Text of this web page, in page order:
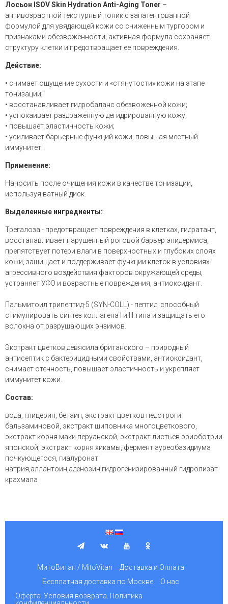
Лосьон ISOV Skin Hydration Anti-Aging Toner –
антивозрастной текстурный тоник с запатентованной
формулой для увядающей кожи со сниженным тургором и
признаками обезвоженности, активная формула сохраняет
структуру клетки и предотвращает ее повреждения.
Действие:
• снимает ощущение сухости и «стянутости» кожи на этапе
тонизации;
• восстанавливает гидробаланс обезвоженной кожи;
• успокаивает раздраженную дегидрированную кожу;
• повышает эластичность кожи;
• усиливает барьерные функций кожи, повышая местный
иммунитет.
Применение:
Наносить после очищения кожи в качестве тонизации,
используя ватный диск.
Выделенные ингредиенты:
Трегалоза - предотвращает повреждения в клетках, гидратант,
восстанавливает нарушенный роговой барьер эпидермиса,
препятствует потери влаги в поверхностных и глубоких слоях
кожи, защищает и поддерживает функции клеток в условиях
агрессивного воздействия факторов окружающей среды,
устраняет УФО и возрастные повреждения, антиоксидант.
Пальмитоил трипептид-5 (SYN-COLL) - пептид, способный
стимулировать синтез коллагена I и III типа и защищать его
волокна от разрушающих энзимов.
Экстракт цветков девясила британского – природный
антисептик с бактерицидными свойствами, антиоксидант,
снимает отечность, повышает эластичность и укрепляет
иммунитет кожи.
Состав:
вода, глицерин, бетаин, экстракт цветков недотроги
бальзаминовой, экстракт шиповника многоцветкового,
экстракт корня маки перуанской, экстракт листьев эриоботрии
японской, экстракт корня хикамы, фермент ауреобазидиума
почкующегося, гиалуронат
натрия,аллантоин,аденозин,гидрогенизированный гидролизат
крахмала
МитоВитан / MitoVitan
Доставка и Оплата
Бесплатная доставка по Москве
О нас
Оферта. Условия возврата. Политика